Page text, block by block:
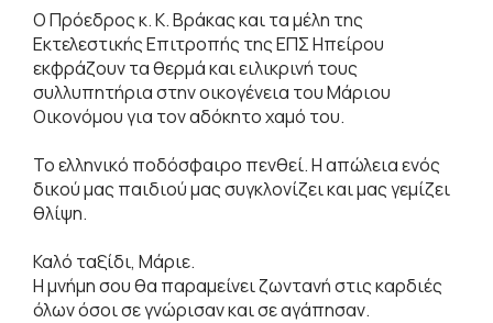
Ο Πρόεδρος κ. Κ. Βράκας και τα μέλη της
Εκτελεστικής Επιτροπής της ΕΠΣ Ηπείρου
εκφράζουν τα θερμά και ειλικρινή τους
συλλυπητήρια στην οικογένεια του Μάριου
Οικονόμου για τον αδόκητο χαμό του.
Το ελληνικό ποδόσφαιρο πενθεί. Η απώλεια ενός
δικού μας παιδιού μας συγκλονίζει και μας γεμίζει
θλίψη.
Καλό ταξίδι, Μάριε.
Η μνήμη σου θα παραμείνει ζωντανή στις καρδιές
όλων όσοι σε γνώρισαν και σε αγάπησαν.